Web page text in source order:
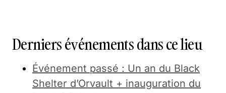
Derniers événements dans ce lieu
Événement passé : Un an du Black
Shelter d’Orvault + inauguration du